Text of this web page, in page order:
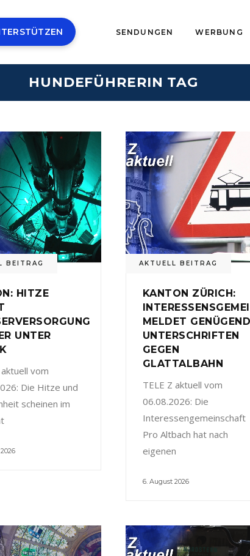
SENDUNGEN WERBUNG
HUNDEFÜHRERIN TAG
BEITRAG
HITZE
UNTER
vom
Die Hitze und
scheinen im
AKTUELL BEITRAG
KANTON ZÜRICH:
MELDET
UNTERSCHRIFTEN
GEGEN
GLATTALBAHN
TELE Z aktuell vom
06.08.2026: Die
Interessengemeinschaft
Pro Altbach hat nach
eigenen
6. August 2026